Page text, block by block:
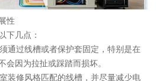
性
下几点：
通过线槽或者保护套固定，特别是在
会因为拉扯或踩踏而损坏。
装修风格匹配的线槽，并尽量减少电